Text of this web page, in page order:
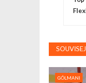
v
i
GÓLMANI